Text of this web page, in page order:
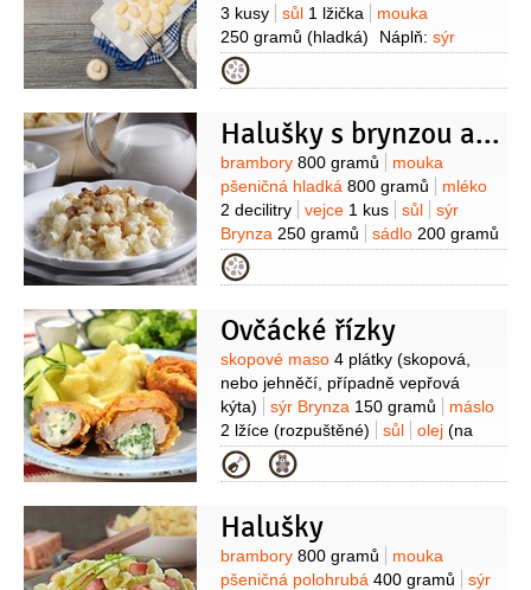
3 kusy
sůl 1 lžička
mouka
250 gramů (hladká) Náplň: sýr
Brynza
kopr
škvarky sýr Brynza
smetana
Kategorie
Halušky s brynzou a škvarky
Suroviny
brambory 800 gramů
mouka
pšeničná hladká 800 gramů
mléko
2 decilitry
vejce 1 kus sůl
sýr
Brynza 250 gramů sádlo 200 gramů
(syrové)
Kategorie
Ovčácké řízky
Suroviny
skopové maso 4 plátky (skopová,
nebo jehněčí, případně vepřová
kýta)
sýr Brynza 150 gramů
máslo
2 lžíce (rozpuštěné) sůl olej (na
smažení)
(na ozdobení)
Na obalení: mouka
potřeby)
vejce
Kategorie
Halušky
Suroviny
brambory 800 gramů
mouka
pšeničná polohrubá 400 gramů
sýr